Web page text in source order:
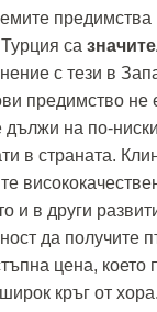
предимства
са
с тези в
предимство не
дължи на по-
в страната.
и в други
да получите
цена, което
кръг от хора.